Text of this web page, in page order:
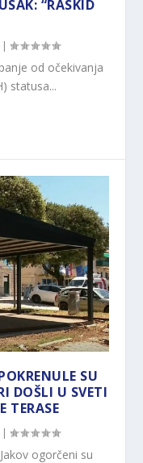
“RASKID
|
od očekivanja
statusa...
SU
DOŠLI U SVETI
TERASE
|
ogorčeni su